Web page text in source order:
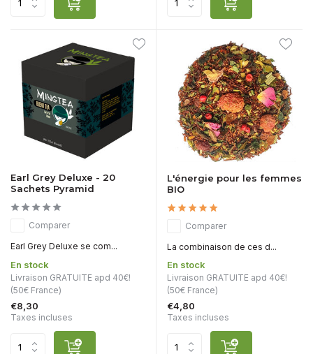
Earl Grey Deluxe - 20
Sachets Pyramid
Comparer
Earl Grey Deluxe se com...
En stock
Livraison GRATUITE apd 40€!
(50€ France)
€8,30
Taxes incluses
L'énergie pour les femmes
BIO
Comparer
La combinaison de ces d...
En stock
Livraison GRATUITE apd 40€!
(50€ France)
€4,80
Taxes incluses